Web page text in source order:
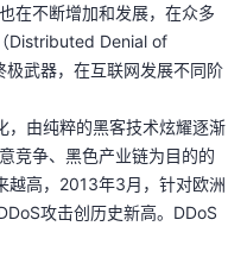
在不断增加和发展，在众多
Distributed Denial of
武器，在互联网发展不同阶
，由纯粹的黑客技术炫耀逐渐
竞争、黑色产业链为目的的
越高，2013年3月，针对欧洲
攻击创历史新高。DDoS